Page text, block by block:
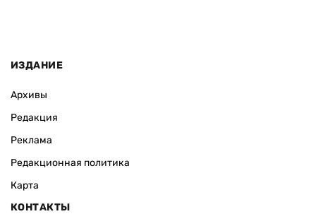
ИЗДАНИЕ
Архивы
Редакция
Реклама
Редакционная политика
Карта
КОНТАКТЫ